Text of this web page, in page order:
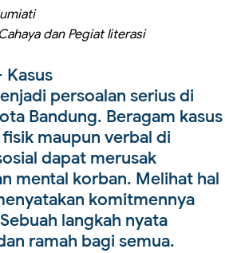
dan Pegiat literasi
Kasus
persoalan serius di
Bandung. Beragam kasus
maupun verbal di
dapat merusak
mental korban. Melihat hal
komitmennya
langkah nyata
ramah bagi semua.